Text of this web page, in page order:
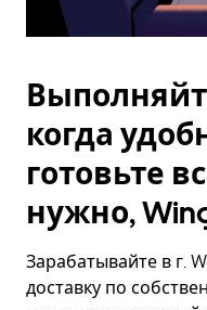
когда
готовьте
нужно,
Зарабатывайте в г.
доставку по